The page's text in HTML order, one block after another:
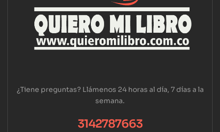
¿Tiene preguntas? Llámenos 24 horas al día, 7 días a la
semana.
3142787663